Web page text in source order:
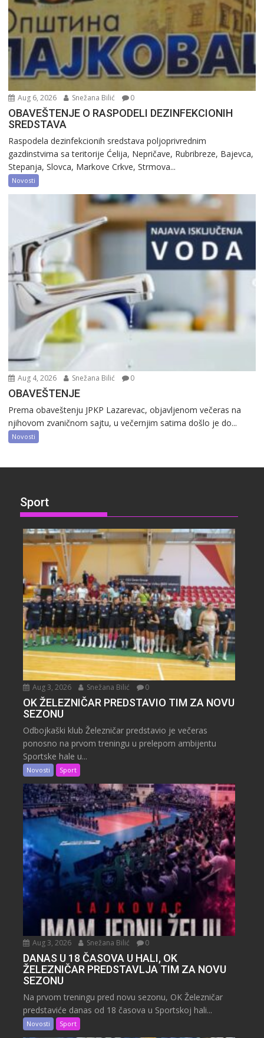
Aug 6, 2026 Snežana Bilić 0
OBAVEŠTENJE O RASPODELI DEZINFEKCIONIH
SREDSTAVA
Raspodela dezinfekcionih sredstava poljoprivrednim
gazdinstvima sa teritorije Ćelija, Nepričave, Rubribreze, Bajevca,
Stepanja, Slovca, Markove Crkve, Strmova...
Novosti
Aug 4, 2026 Snežana Bilić 0
OBAVEŠTENJE
Prema obaveštenju JPKP Lazarevac, objavljenom večeras na
njihovom zvaničnom sajtu, u večernjim satima došlo je do...
Novosti
Sport
Aug 3, 2026 Snežana Bilić 0
OK ŽELEZNIČAR PREDSTAVIO TIM ZA NOVU
SEZONU
Odbojkaški klub Železničar predstavio je večeras
ponosno na prvom treningu u prelepom ambijentu
Sportske hale u...
Novosti Sport
Aug 3, 2026 Snežana Bilić 0
DANAS U 18 ČASOVA U HALI, OK
ŽELEZNIČAR PREDSTAVLJA TIM ZA NOVU
SEZONU
Na prvom treningu pred novu sezonu, OK Železničar
predstaviće danas od 18 časova u Sportskoj hali...
Novosti Sport